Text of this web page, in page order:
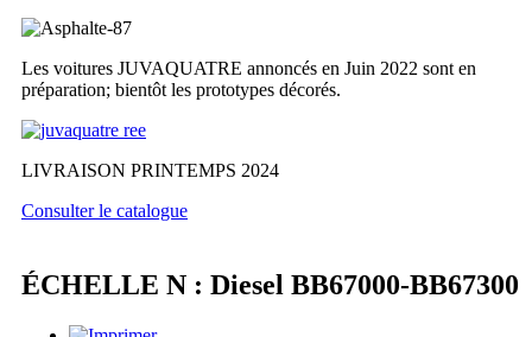
Les voitures JUVAQUATRE annoncés en Juin 2022 sont en
préparation; bientôt les prototypes décorés.
LIVRAISON PRINTEMPS 2024
Consulter le catalogue
ÉCHELLE N : Diesel BB67000-BB67300